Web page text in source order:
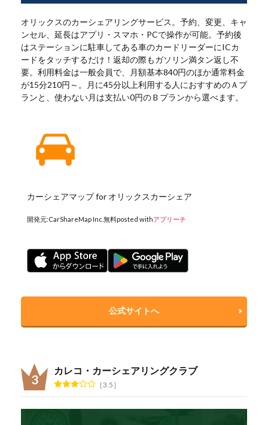
オリックスのカーシェアリングサービス。予約、変更、キャ
ンセル、延長はアプリ・スマホ・PCで操作が可能。予約後
はステーションに駐車してある車のカードリーダーにICカ
ードをタッチするだけ！返却の際もガソリン満タン返し不
要。利用料金は一般会員で、月額基本840円のほか通常料金
が15分210円～。月に45分以上利用する人におすすめのＡプ
ランと、使わない月は支払い0円のＢプランから選べます。
カーシェアマップ for オリックスカーシェア
開発元:CarShareMap Inc.無料posted withアプリーチ
公式サイトへ
カレコ・カーシェアリングクラブ
3.5